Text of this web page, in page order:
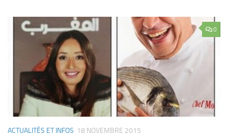
0
ACTUALITÉS ET INFOS 18 NOVEMBRE 2015